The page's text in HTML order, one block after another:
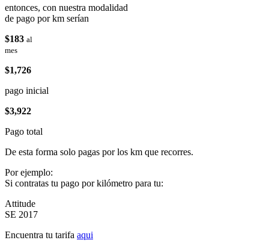
entonces, con nuestra modalidad
de pago por km serían
$183 al
mes
$1,726
pago inicial
$3,922
Pago total
De esta forma solo pagas por los km que recorres.
Por ejemplo:
Si contratas tu pago por kilómetro para tu:
Attitude
SE 2017
Encuentra tu tarifa aqui